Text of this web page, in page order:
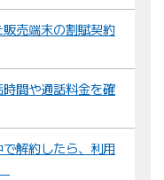
売端末の割賦契約
時間や通話料金を確
解約したら、利用